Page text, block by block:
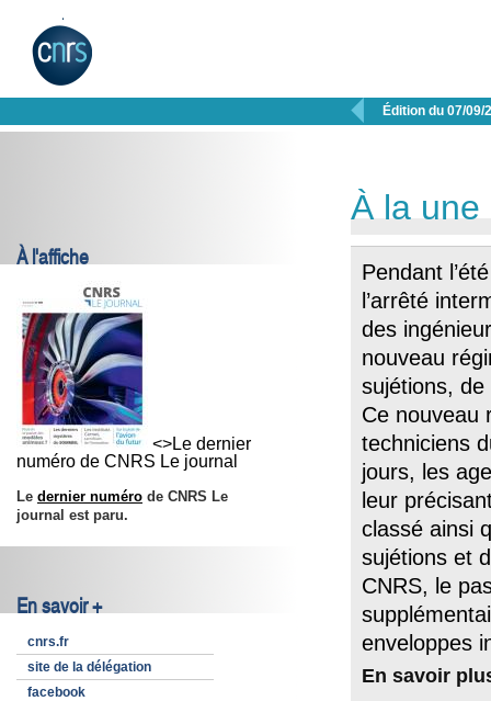
 Édition du 07/09/
À l'affiche
<>Le dernier
numéro de CNRS Le journal
Le dernier numéro de CNRS Le
journal est paru.
En savoir +
cnrs.fr
site de la délégation
facebook
À la une
Pendant
l’arrêté
des
nouveau
sujétions, de
Ce nouveau
techniciens
jours, les
leur
classé ainsi
sujétions et
CNRS, le
enveloppes
En savoir